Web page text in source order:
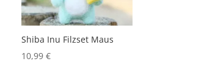
Shiba Inu Filzset Maus
10,99 €